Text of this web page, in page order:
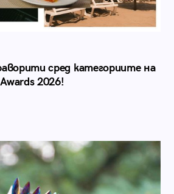
сред категориите на
2026!